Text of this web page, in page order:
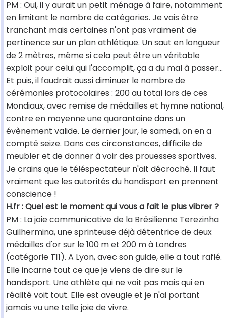
PM : Oui, il y aurait un petit ménage à faire, notamment
en limitant le nombre de catégories. Je vais être
tranchant mais certaines n'ont pas vraiment de
pertinence sur un plan athlétique. Un saut en longueur
de 2 mètres, même si cela peut être un véritable
exploit pour celui qui l'accomplit, ça a du mal à passer...
Et puis, il faudrait aussi diminuer le nombre de
cérémonies protocolaires : 200 au total lors de ces
Mondiaux, avec remise de médailles et hymne national,
contre en moyenne une quarantaine dans un
évènement valide. Le dernier jour, le samedi, on en a
compté seize. Dans ces circonstances, difficile de
meubler et de donner à voir des prouesses sportives.
Je crains que le téléspectateur n'ait décroché. Il faut
vraiment que les autorités du handisport en prennent
conscience !
H.fr : Quel est le moment qui vous a fait le plus vibrer ?
PM : La joie communicative de la Brésilienne Terezinha
Guilhermina, une sprinteuse déjà détentrice de deux
médailles d'or sur le 100 m et 200 m à Londres
(catégorie T11). A Lyon, avec son guide, elle a tout raflé.
Elle incarne tout ce que je viens de dire sur le
handisport. Une athlète qui ne voit pas mais qui en
réalité voit tout. Elle est aveugle et je n'ai portant
jamais vu une telle joie de vivre.